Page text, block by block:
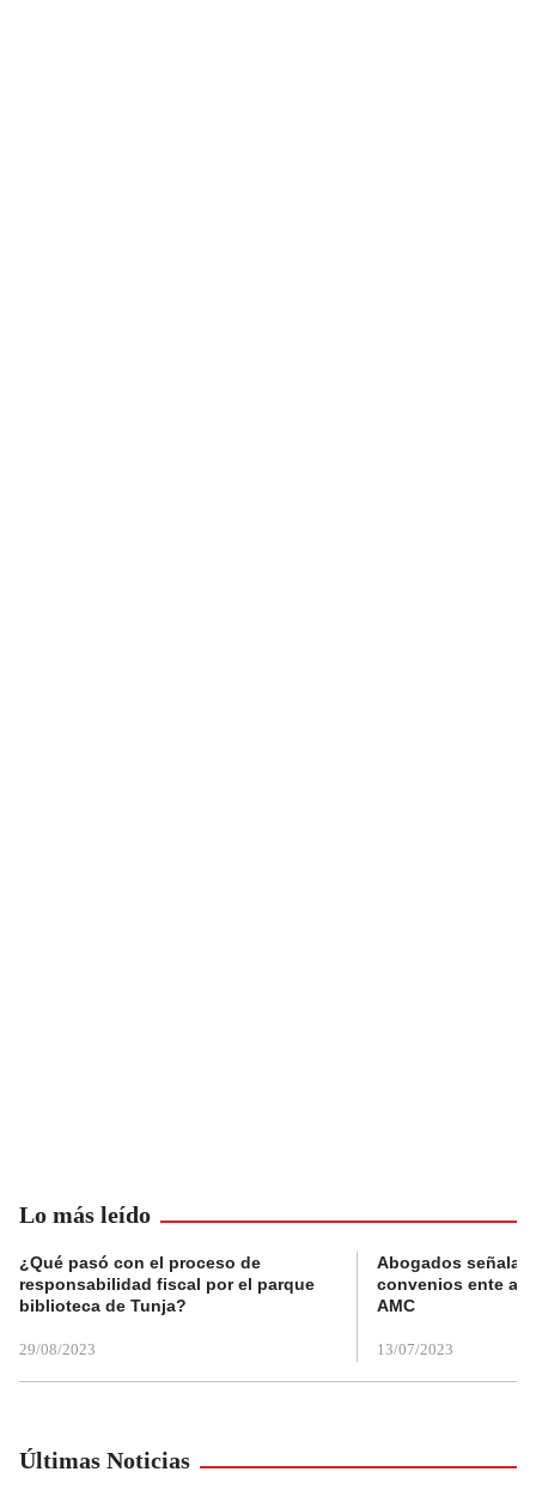
Lo más leído
¿Qué pasó con el proceso de
responsabilidad fiscal por el parque
biblioteca de Tunja?
29/08/2023
Abogados
convenios ente
AMC
13/07/2023
Últimas Noticias